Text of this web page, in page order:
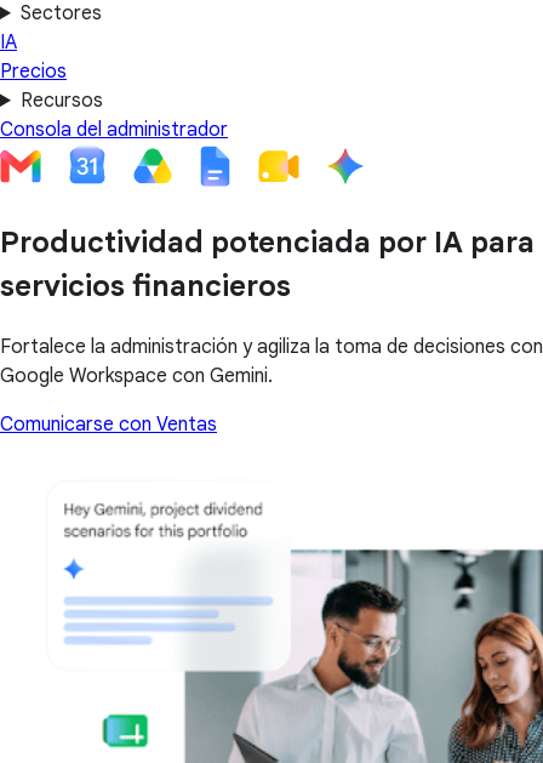
Sectores
IA
Precios
Recursos
Consola del administrador
Productividad potenciada por IA para
servicios financieros
Fortalece la administración y agiliza la toma de decisiones con
Google Workspace con Gemini.
Comunicarse con Ventas